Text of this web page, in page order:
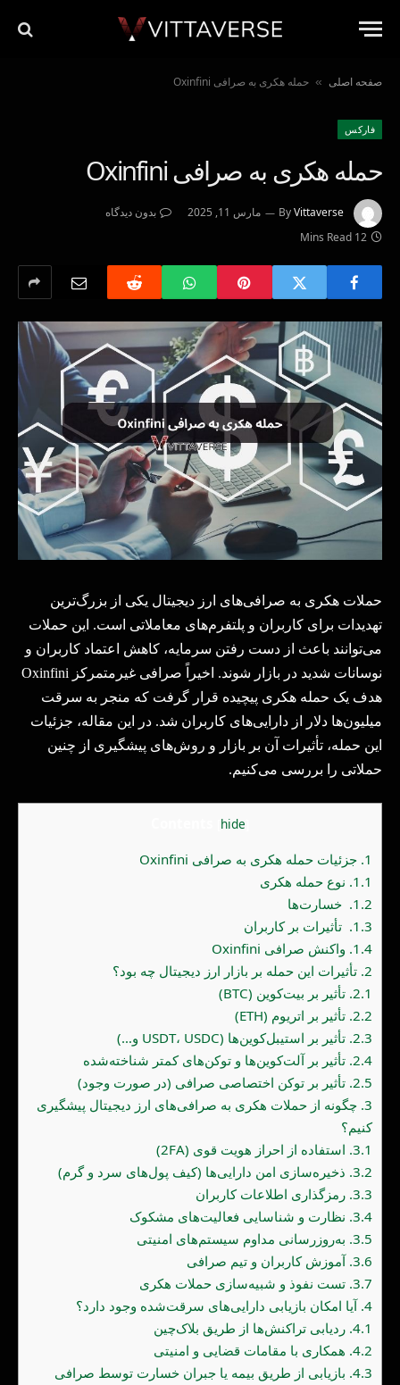
صفحه اصلی » حمله هکری به صرافی Oxinfini
فاركس
حمله هکری به صرافی Oxinfini
ByVittaverse مارس 11, 2025
بدون دیدگاه
12 Mins Read
حملات هکری به صرافی‌های ارز دیجیتال یکی از بزرگ‌ترین
تهدیدات برای کاربران و پلتفرم‌های معاملاتی است. این حملات
می‌توانند باعث از دست رفتن سرمایه، کاهش اعتماد کاربران و
نوسانات شدید در بازار شوند. اخیراً صرافی غیرمتمرکز Oxinfini
هدف یک حمله هکری پیچیده قرار گرفت که منجر به سرقت
میلیون‌ها دلار از دارایی‌های کاربران شد. در این مقاله، جزئیات
این حمله، تأثیرات آن بر بازار و روش‌های پیشگیری از چنین
حملاتی را بررسی می‌کنیم.
hide
1. جزئیات حمله هکری به صرافی Oxinfini
1.1. نوع حمله هکری
1.2.
خسارت‌ها
1.3.
تأثیرات بر کاربران
1.4. واکنش صرافی Oxinfini
2. تأثیرات این حمله بر بازار ارز دیجیتال چه بود؟
2.1. تأثیر بر بیت‌کوین (BTC)
2.2. تأثیر بر اتریوم (ETH)
2.3. تأثیر بر استیبل‌کوین‌ها (USDT، USDC و…)
2.4. تأثیر بر آلت‌کوین‌ها و توکن‌های کمتر شناخته‌شده
2.5. تأثیر بر توکن اختصاصی صرافی (در صورت وجود)
3. چگونه از حملات هکری به صرافی‌های ارز دیجیتال پیشگیری
کنیم؟
3.1. استفاده از احراز هویت قوی (2FA)
3.2. ذخیره‌سازی امن دارایی‌ها (کیف پول‌های سرد و گرم)
3.3. رمزگذاری اطلاعات کاربران
3.4. نظارت و شناسایی فعالیت‌های مشکوک
3.5. به‌روزرسانی مداوم سیستم‌های امنیتی
3.6. آموزش کاربران و تیم صرافی
3.7. تست نفوذ و شبیه‌سازی حملات هکری
4. آیا امکان بازیابی دارایی‌های سرقت‌شده وجود دارد؟
4.1. ردیابی تراکنش‌ها از طریق بلاک‌چین
4.2. همکاری با مقامات قضایی و امنیتی
4.3. بازیابی از طریق بیمه یا جبران خسارت توسط صرافی